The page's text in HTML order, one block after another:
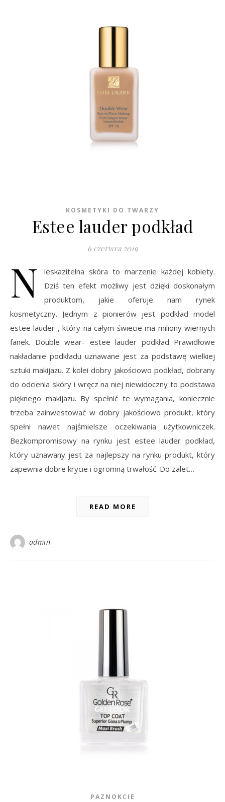
KOSMETYKI DO TWARZY
Estee lauder podkład
6 czerwca 2019
N
ieskazitelna skóra to marzenie każdej kobiety.
Dziś ten efekt możliwy jest dzięki doskonałym
produktom, jakie oferuje nam rynek
kosmetyczny. Jednym z pionierów jest podkład model
estee lauder , który na całym świecie ma miliony wiernych
fanek. Double wear- estee lauder podkład Prawidłowe
nakładanie podkładu uznawane jest za podstawę wielkiej
sztuki makijażu. Z kolei dobry jakościowo podkład, dobrany
do odcienia skóry i wręcz na niej niewidoczny to podstawa
pięknego makijażu. By spełnić te wymagania, koniecznie
trzeba zainwestować w dobry jakościowo produkt, który
spełni nawet najśmielsze oczekiwania użytkowniczek.
Bezkompromisowy na rynku jest estee lauder podkład,
który uznawany jest za najlepszy na rynku produkt, który
zapewnia dobre krycie i ogromną trwałość. Do zalet…
READ MORE
admin
PAZNOKCIE